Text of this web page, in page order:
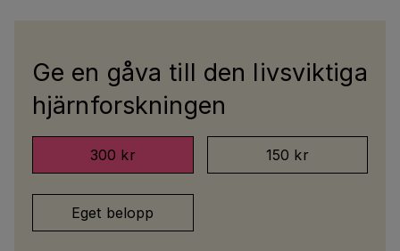
Ge en gåva till den livsviktiga
hjärnforskningen
300 kr 150 kr
Eget belopp